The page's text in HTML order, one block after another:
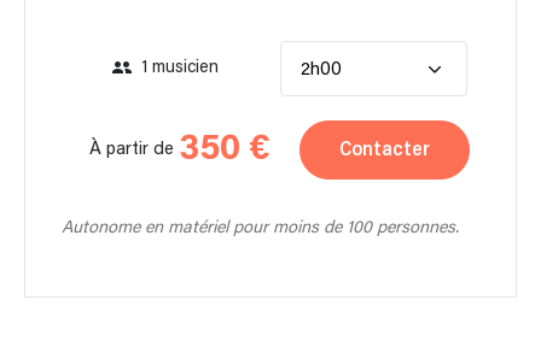
1 musicien 2h00
À partir de 350 € Contacter
Autonome en matériel pour moins de 100 personnes.